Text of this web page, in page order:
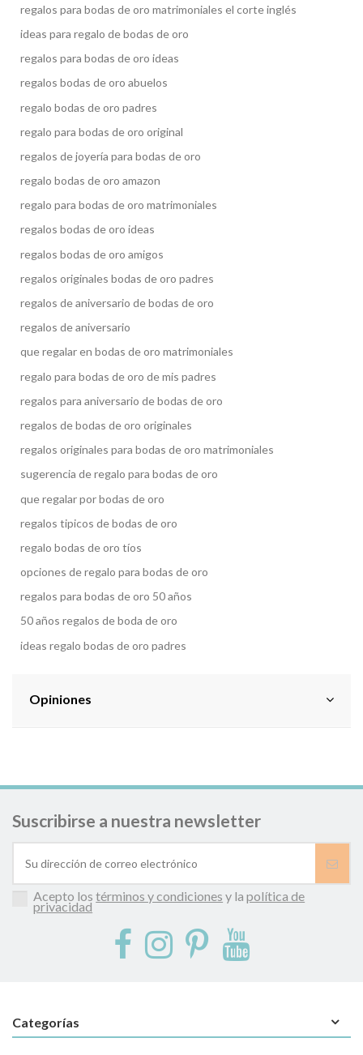
regalos para bodas de oro matrimoniales el corte inglés
ideas para regalo de bodas de oro
regalos para bodas de oro ideas
regalos bodas de oro abuelos
regalo bodas de oro padres
regalo para bodas de oro original
regalos de joyería para bodas de oro
regalo bodas de oro amazon
regalo para bodas de oro matrimoniales
regalos bodas de oro ideas
regalos bodas de oro amigos
regalos originales bodas de oro padres
regalos de aniversario de bodas de oro
regalos de aniversario
que regalar en bodas de oro matrimoniales
regalo para bodas de oro de mis padres
regalos para aniversario de bodas de oro
regalos de bodas de oro originales
regalos originales para bodas de oro matrimoniales
sugerencia de regalo para bodas de oro
que regalar por bodas de oro
regalos tipicos de bodas de oro
regalo bodas de oro tíos
opciones de regalo para bodas de oro
regalos para bodas de oro 50 años
50 años regalos de boda de oro
ideas regalo bodas de oro padres
Opiniones
Suscribirse a nuestra newsletter
Acepto lostérminos y condiciones y lapolítica de
privacidad
Categorías